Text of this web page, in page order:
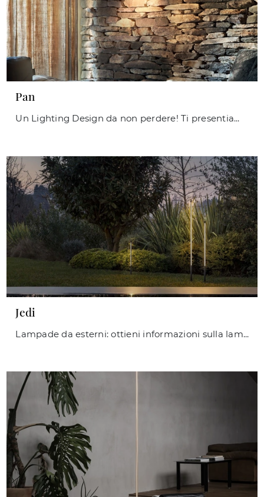
Pan
Un Lighting Design da non perdere! Ti presentiamo la lampada da parete Pan di Ideal Lux.
Jedi
Lampade da esterni: ottieni informazioni sulla lampada Jedi in metallo che ti consigliamo.